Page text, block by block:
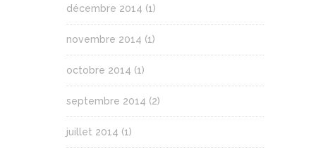
décembre 2014 (1)
novembre 2014 (1)
octobre 2014 (1)
septembre 2014 (2)
juillet 2014 (1)